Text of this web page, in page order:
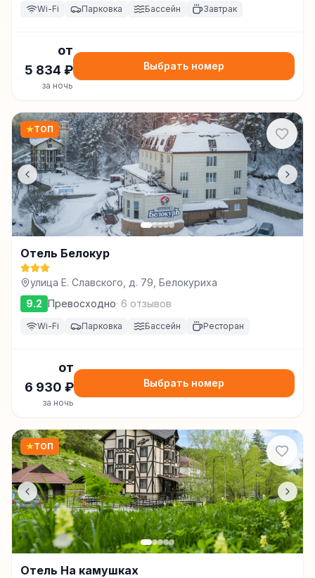
Wi-Fi Парковка Бассейн Завтрак
от
5 834 ₽
за ночь
Выбрать номер
★ТОП
Отель Белокур
улица Е. Славского, д. 79, Белокуриха
9.2 Превосходно· 6 отзывов
Wi-Fi Парковка Бассейн Ресторан
от
6 930 ₽
за ночь
Выбрать номер
★ТОП
Отель На камушках